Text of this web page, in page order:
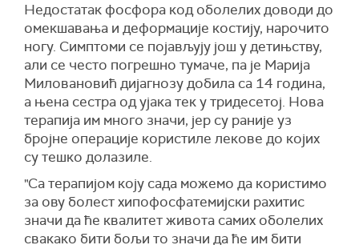
Недостатак фосфора код оболелих доводи до
омекшавања и деформације костију, нарочито
ногу. Симптоми се појављују још у детињству,
али се често погрешно тумаче, па је Марија
Миловановић дијагнозу добила са 14 година,
а њена сестра од ујака тек у тридесетој. Нова
терапија им много значи, јер су раније уз
бројне операције користиле лекове до којих
су тешко долазиле.
"Са терапијом коју сада можемо да користимо
за ову болест хипофосфатемијски рахитис
значи да ће квалитет живота самих оболелих
свакако бити бољи то значи да ће им бити